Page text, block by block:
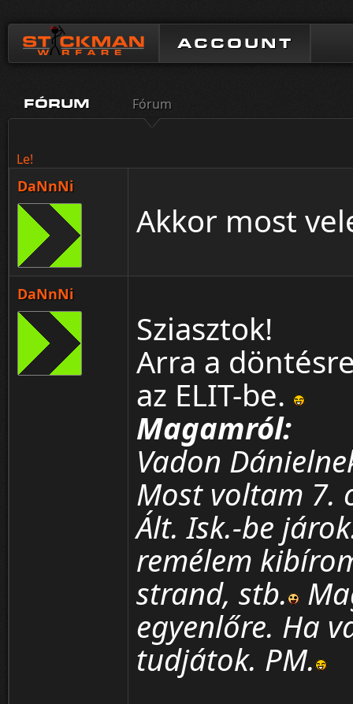
ACCOUNT
FÓRUM Fórum
Le!
DaNnNi
Akkor most
DaNnNi
Sziasztok!
Arra a
az ELIT-be.
Magamról:
Vadon
Most voltam 7.
Ált. Isk.-be
remélem
strand, stb.
egyenlőre. Ha
tudjátok. PM.